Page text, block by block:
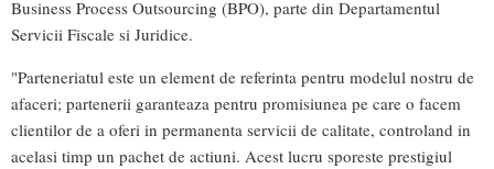
Business Process Outsourcing (BPO), parte din Departamentul
Servicii Fiscale si Juridice.
"Parteneriatul este un element de referinta pentru modelul nostru de
afaceri; partenerii garanteaza pentru promisiunea pe care o facem
clientilor de a oferi in permanenta servicii de calitate, controland in
acelasi timp un pachet de actiuni. Acest lucru sporeste prestigiul